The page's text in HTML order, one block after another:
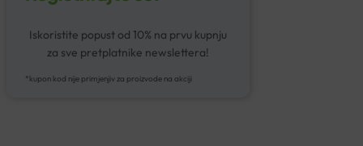
Iskoristite popust od 10% na prvu kupnju
za sve pretplatnike newslettera!
*kupon kod nije primjenjiv za proizvode na akciji